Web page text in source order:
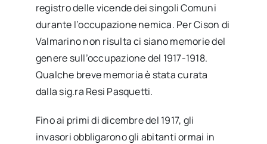
registro delle vicende dei singoli Comuni
durante l’occupazione nemica. Per Cison di
Valmarino non risulta ci siano memorie del
genere sull’occupazione del 1917-1918.
Qualche breve memoria è stata curata
dalla sig.ra Resi Pasquetti.
Fino ai primi di dicembre del 1917, gli
invasori obbligarono gli abitanti ormai in